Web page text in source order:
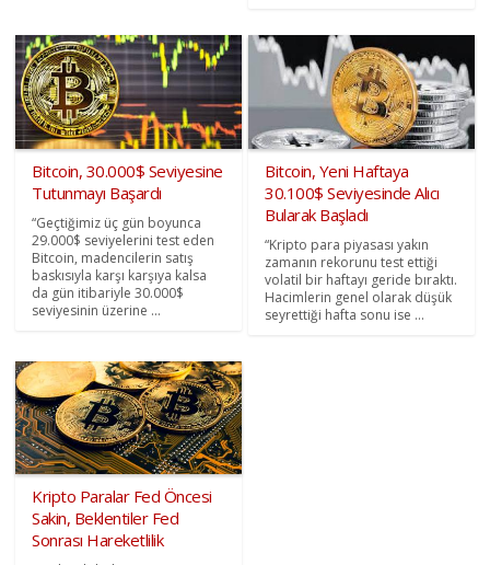
Bitcoin, 30.000$ Seviyesine
Tutunmayı Başardı
“Geçtiğimiz üç gün boyunca
29.000$ seviyelerini test eden
Bitcoin, madencilerin satış
baskısıyla karşı karşıya kalsa
da gün itibariyle 30.000$
seviyesinin üzerine ...
Bitcoin, Yeni Haftaya
30.100$ Seviyesinde Alıcı
Bularak Başladı
“Kripto para piyasası yakın
zamanın rekorunu test ettiği
volatil bir haftayı geride bıraktı.
Hacimlerin genel olarak düşük
seyrettiği hafta sonu ise ...
Kripto Paralar Fed Öncesi
Sakin, Beklentiler Fed
Sonrası Hareketlilik